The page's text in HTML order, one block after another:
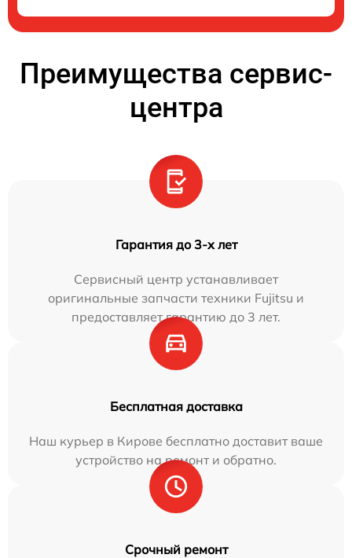
Преимущества сервис-
центра
Гарантия до 3-х лет
Сервисный центр устанавливает
оригинальные запчасти техники Fujitsu и
предоставляет гарантию до 3 лет.
Бесплатная доставка
Наш курьер в Кирове бесплатно доставит ваше
устройство на ремонт и обратно.
Срочный ремонт